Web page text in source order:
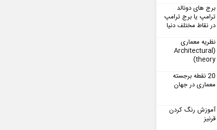
برج های دونالد
ترامپ یا برج ترامپ
در نقاط مختلف دنیا
نظریه معماری
(Architectural
theory)
20 نقطه برجسته
معماری در جهان
آموزش رنگ کردن
قرنیز